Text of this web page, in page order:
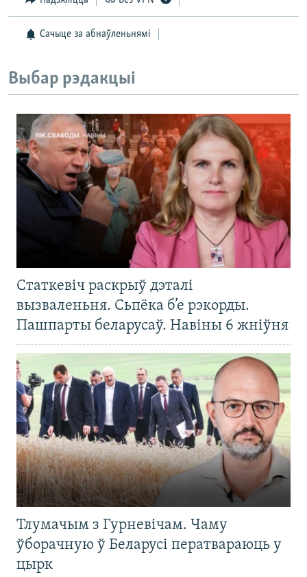
Сачыце за абнаўленьнямі
Выбар рэдакцыі
Статкевіч раскрыў дэталі
вызваленьня. Сьпёка б’е рэкорды.
Пашпарты беларусаў. Навіны 6 жніўня
Тлумачым з Гурневічам. Чаму
ўборачную ў Беларусі ператвараюць у
цырк